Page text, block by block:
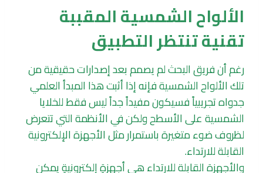
الألواح الشمسية المقببة
تقنية تنتظر التطبيق
رغم أن فريق البحث لم يصمم بعد إصدارات حقيقية من
تلك الألواح الشمسية فإنه إذا أثبت هذا المبدأ العلمي
جدواه تجريبياً فسيكون مفيداً جداً ليس فقط للخلايا
الشمسية على الأسطح ولكن في الأنظمة التي تتعرض
لظروف ضوء متغيرة باستمرار مثل الأجهزة الإلكترونية
القابلة للارتداء.
والأجهزة القابلة للارتداء هي أجهزةٍ إلكترونيةٍ يمكن